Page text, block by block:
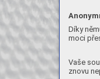
Díky
moci
Vaše
znovu